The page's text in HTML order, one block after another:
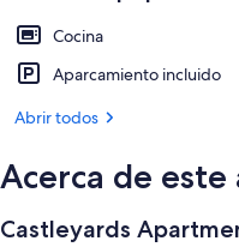
Cocina
Aparcamiento incluido
Abrir todos
Acerca de
Castleyards